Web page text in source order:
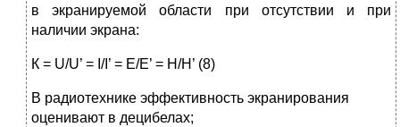
в экранируемой области при отсутствии и при
наличии экрана:
К = U/U’ = I/I’ = E/E’ = H/H’ (8)
В радиотехнике эффективность экранирования
оценивают в децибелах;